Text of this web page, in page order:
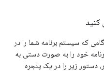
کنید
که سیستم برنامه شما را در
خود را به صورت دستی به
دستور زیر را در یک پنجره